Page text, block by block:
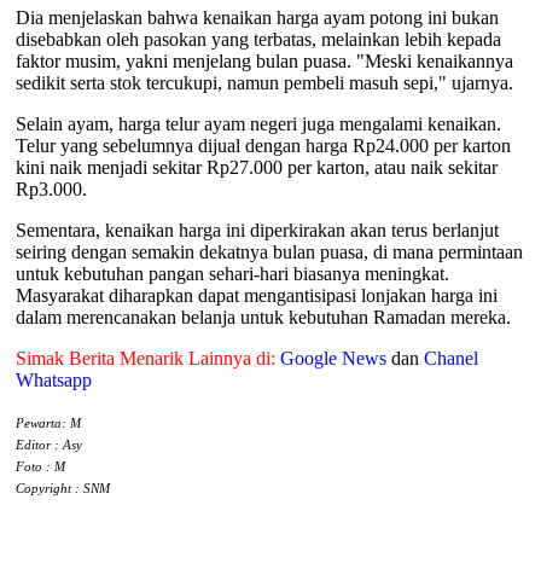
Dia menjelaskan bahwa kenaikan harga ayam potong ini bukan
disebabkan oleh pasokan yang terbatas, melainkan lebih kepada
faktor musim, yakni menjelang bulan puasa. "Meski kenaikannya
sedikit serta stok tercukupi, namun pembeli masuh sepi," ujarnya.
Selain ayam, harga telur ayam negeri juga mengalami kenaikan.
Telur yang sebelumnya dijual dengan harga Rp24.000 per karton
kini naik menjadi sekitar Rp27.000 per karton, atau naik sekitar
Rp3.000.
Sementara, kenaikan harga ini diperkirakan akan terus berlanjut
seiring dengan semakin dekatnya bulan puasa, di mana permintaan
untuk kebutuhan pangan sehari-hari biasanya meningkat.
Masyarakat diharapkan dapat mengantisipasi lonjakan harga ini
dalam merencanakan belanja untuk kebutuhan Ramadan mereka.
Simak Berita Menarik Lainnya di: Google Newsdan Chanel
Whatsapp
Pewarta: M
Editor : Asy
Foto : M
Copyright : SNM